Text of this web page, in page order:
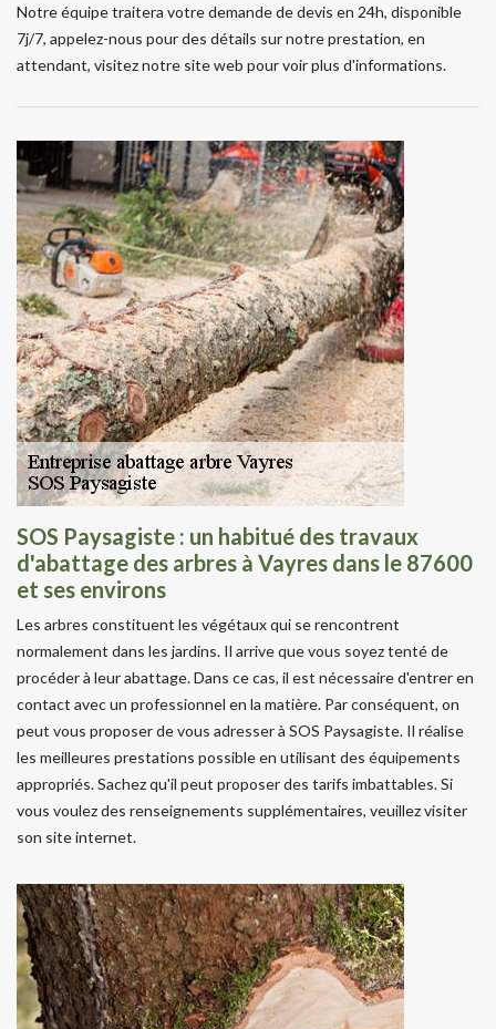
Notre équipe traitera votre demande de devis en 24h, disponible
7j/7, appelez-nous pour des détails sur notre prestation, en
attendant, visitez notre site web pour voir plus d'informations.
SOS Paysagiste : un habitué des travaux
d'abattage des arbres à Vayres dans le 87600
et ses environs
Les arbres constituent les végétaux qui se rencontrent
normalement dans les jardins. Il arrive que vous soyez tenté de
procéder à leur abattage. Dans ce cas, il est nécessaire d'entrer en
contact avec un professionnel en la matière. Par conséquent, on
peut vous proposer de vous adresser à SOS Paysagiste. Il réalise
les meilleures prestations possible en utilisant des équipements
appropriés. Sachez qu'il peut proposer des tarifs imbattables. Si
vous voulez des renseignements supplémentaires, veuillez visiter
son site internet.